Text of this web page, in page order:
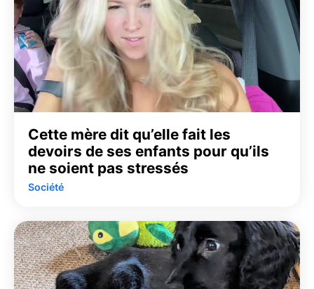
Cette mère dit qu’elle fait les
devoirs de ses enfants pour qu’ils
ne soient pas stressés
Société